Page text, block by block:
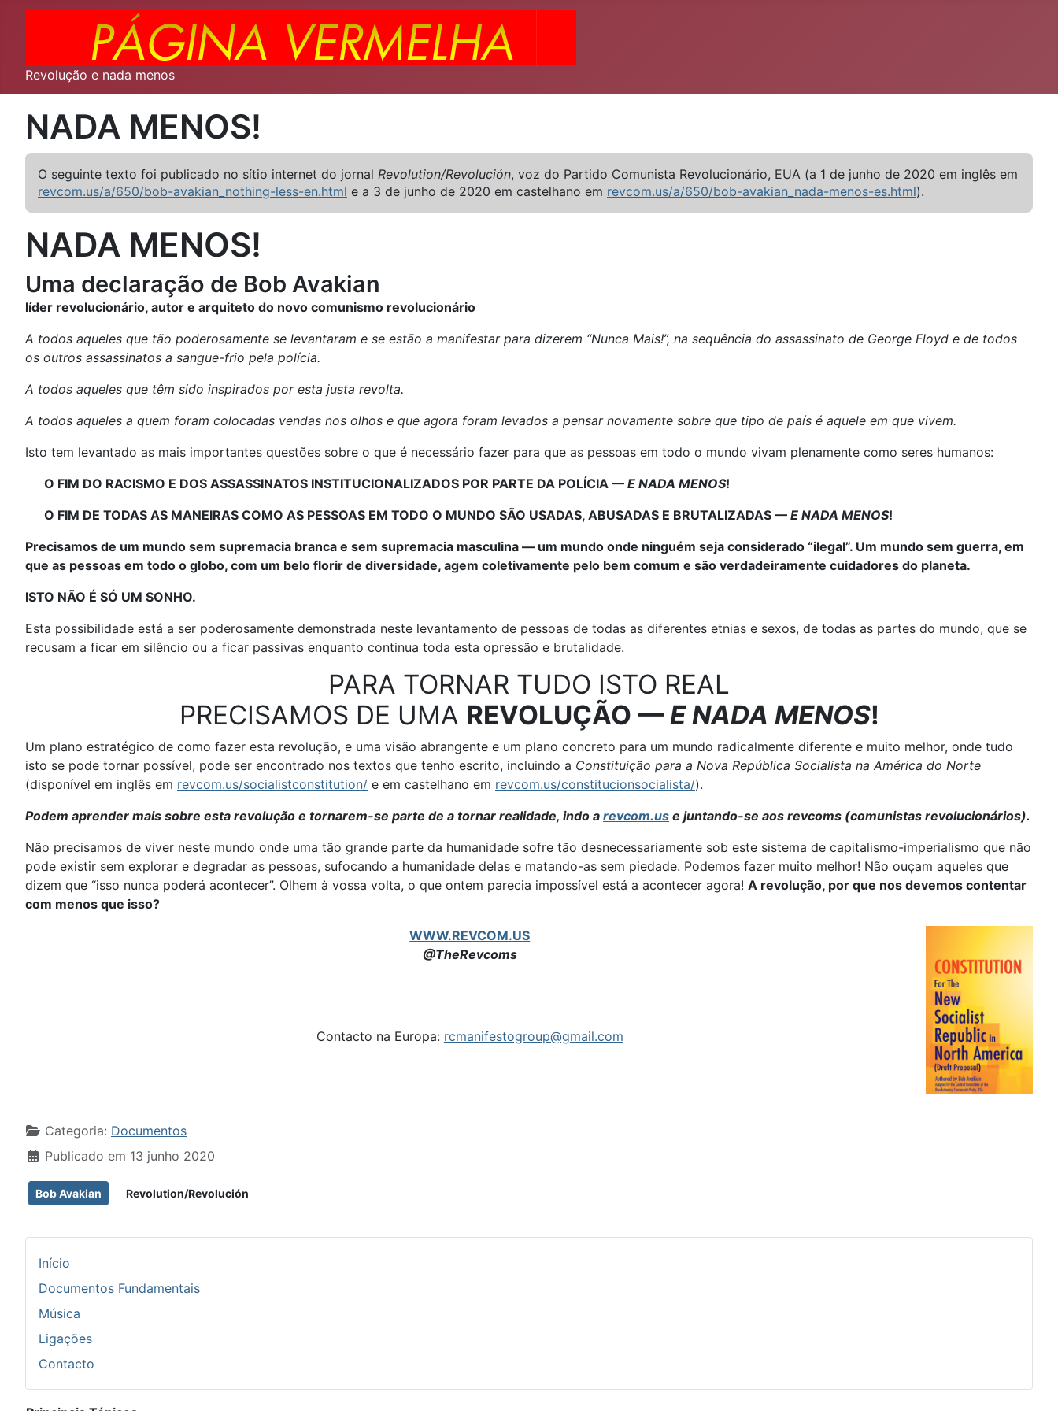
Revolução e nada menos
NADA MENOS!
O seguinte texto foi publicado no sítio internet do jornal Revolution/Revolución, voz do Partido Comunista Revolucionário, EUA (a 1 de junho de 2020 em inglês em
revcom.us/a/650/bob-avakian_nothing-less-en.html e a 3 de junho de 2020 em castelhano em revcom.us/a/650/bob-avakian_nada-menos-es.html).
NADA MENOS!
Uma declaração de Bob Avakian
líder revolucionário, autor e arquiteto do novo comunismo revolucionário
A todos aqueles que tão poderosamente se levantaram e se estão a manifestar para dizerem “Nunca Mais!”, na sequência do assassinato de George Floyd e de todos
os outros assassinatos a sangue-frio pela polícia.
A todos aqueles que têm sido inspirados por esta justa revolta.
A todos aqueles a quem foram colocadas vendas nos olhos e que agora foram levados a pensar novamente sobre que tipo de país é aquele em que vivem.
Isto tem levantado as mais importantes questões sobre o que é necessário fazer para que as pessoas em todo o mundo vivam plenamente como seres humanos:
O FIM DO RACISMO E DOS ASSASSINATOS INSTITUCIONALIZADOS POR PARTE DA POLÍCIA — E NADA MENOS!
O FIM DE TODAS AS MANEIRAS COMO AS PESSOAS EM TODO O MUNDO SÃO USADAS, ABUSADAS E BRUTALIZADAS — E NADA MENOS!
Precisamos de um mundo sem supremacia branca e sem supremacia masculina — um mundo onde ninguém seja considerado “ilegal”. Um mundo sem guerra, em
que as pessoas em todo o globo, com um belo florir de diversidade, agem coletivamente pelo bem comum e são verdadeiramente cuidadores do planeta.
ISTO NÃO É SÓ UM SONHO.
Esta possibilidade está a ser poderosamente demonstrada neste levantamento de pessoas de todas as diferentes etnias e sexos, de todas as partes do mundo, que se
recusam a ficar em silêncio ou a ficar passivas enquanto continua toda esta opressão e brutalidade.
PARA TORNAR TUDO ISTO REAL
PRECISAMOS DE UMA REVOLUÇÃO —E NADA MENOS!
Um plano estratégico de como fazer esta revolução, e uma visão abrangente e um plano concreto para um mundo radicalmente diferente e muito melhor, onde tudo
isto se pode tornar possível, pode ser encontrado nos textos que tenho escrito, incluindo a Constituição para a Nova República Socialista na América do Norte
(disponível em inglês em revcom.us/socialistconstitution/ e em castelhano em revcom.us/constitucionsocialista/).
Podem aprender mais sobre esta revolução e tornarem-se parte de a tornar realidade, indo a revcom.us e juntando-se aos revcoms (comunistas revolucionários).
Não precisamos de viver neste mundo onde uma tão grande parte da humanidade sofre tão desnecessariamente sob este sistema de capitalismo-imperialismo que não
pode existir sem explorar e degradar as pessoas, sufocando a humanidade delas e matando-as sem piedade. Podemos fazer muito melhor! Não ouçam aqueles que
dizem que “isso nunca poderá acontecer”. Olhem à vossa volta, o que ontem parecia impossível está a acontecer agora! A revolução, por que nos devemos contentar
com menos que isso?
WWW.REVCOM.US
@TheRevcoms
Contacto na Europa: rcmanifestogroup@gmail.com
Detalhes
Categoria: Documentos
Publicado em 13 junho 2020
Bob Avakian Revolution/Revolución
Início
Documentos Fundamentais
Música
Ligações
Contacto